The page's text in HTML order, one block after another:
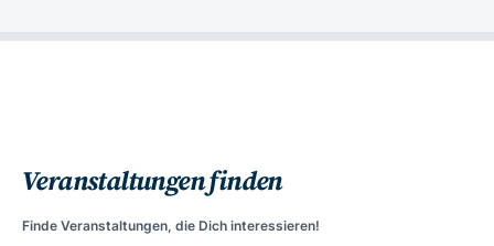
Veranstaltungen finden
Finde Veranstaltungen, die Dich interessieren!